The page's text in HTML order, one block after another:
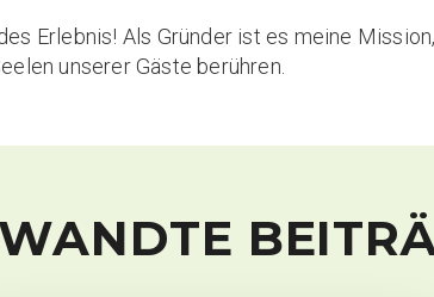
Erlebnis! Als Gründer ist es meine
unserer Gäste berühren.